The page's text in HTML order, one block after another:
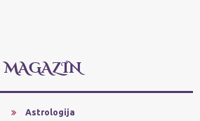
MAGAZIN
Astrologija